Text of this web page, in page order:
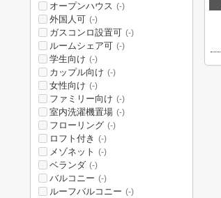
オープンハウス (-)
外国人可 (-)
ガスコンロ設置可 (-)
ルームシェア可 (-)
学生向け (-)
カップル向け (-)
女性向け (-)
ファミリー向け (-)
室内洗濯機置場 (-)
フローリング (-)
ロフト付き (-)
メゾネット (-)
ベランダ (-)
バルコニー (-)
ルーフバルコニー (-)